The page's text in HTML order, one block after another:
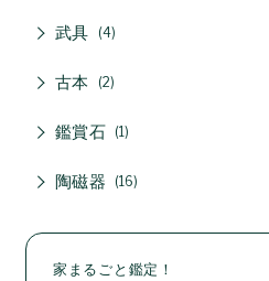
武具 4
古本 2
鑑賞石 1
陶磁器 16
家まるごと鑑定！